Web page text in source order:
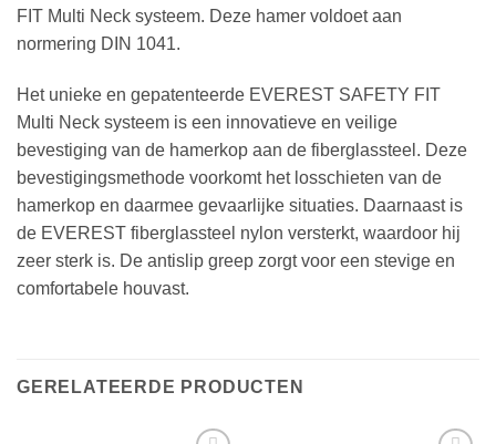
FIT Multi Neck systeem. Deze hamer voldoet aan
normering DIN 1041.
Het unieke en gepatenteerde EVEREST SAFETY FIT
Multi Neck systeem is een innovatieve en veilige
bevestiging van de hamerkop aan de fiberglassteel. Deze
bevestigingsmethode voorkomt het losschieten van de
hamerkop en daarmee gevaarlijke situaties. Daarnaast is
de EVEREST fiberglassteel nylon versterkt, waardoor hij
zeer sterk is. De antislip greep zorgt voor een stevige en
comfortabele houvast.
GERELATEERDE PRODUCTEN